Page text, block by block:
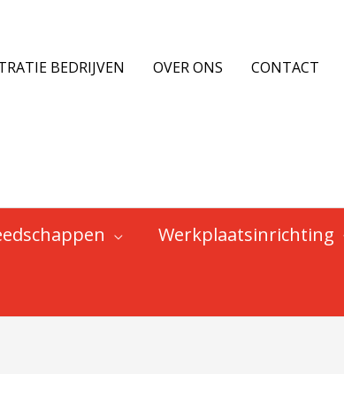
BEDRIJVEN OVER ONS CONTACT
Werkplaatsinrichting